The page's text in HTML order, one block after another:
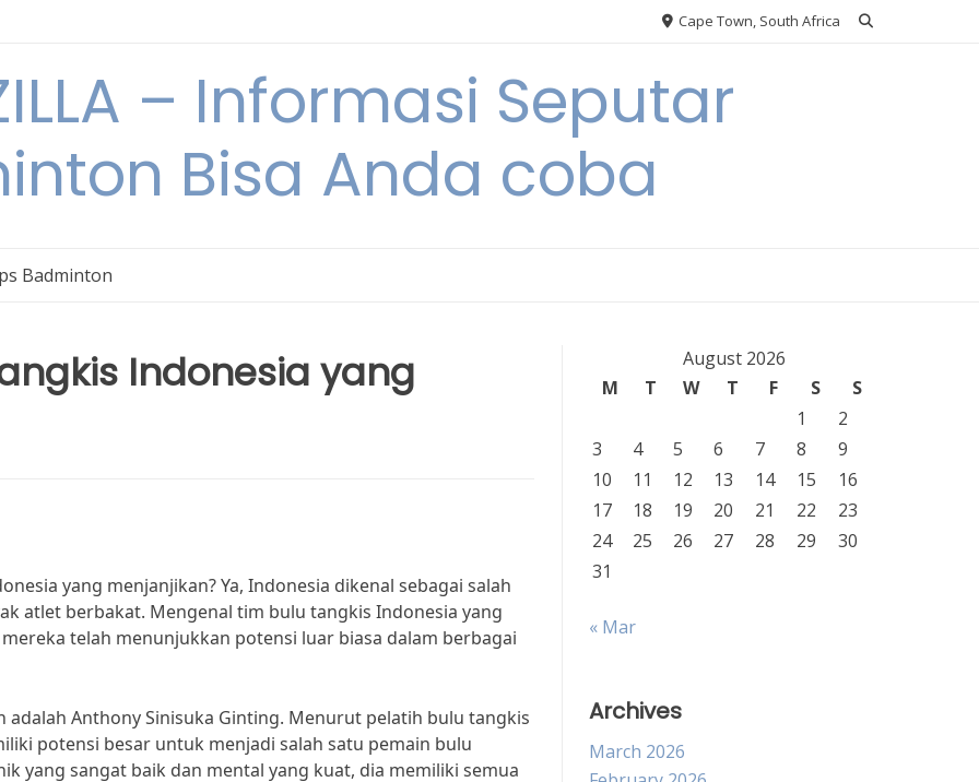
Cape Town, South Africa
– Informasi Seputar
Bisa Anda coba
Badminton
Indonesia yang
yang menjanjikan? Ya, Indonesia dikenal sebagai salah
atlet berbakat. Mengenal tim bulu tangkis Indonesia yang
telah menunjukkan potensi luar biasa dalam berbagai
Anthony Sinisuka Ginting. Menurut pelatih bulu tangkis
potensi besar untuk menjadi salah satu pemain bulu
yang sangat baik dan mental yang kuat, dia memiliki semua
August 2026
M
T W T F S
S
1
2
3
4 5 6 7 8
9
10
11 12 13 14 15
16
17
18 19 20 21 22
23
24
25 26 27 28 29
30
31
« Mar
Archives
March 2026